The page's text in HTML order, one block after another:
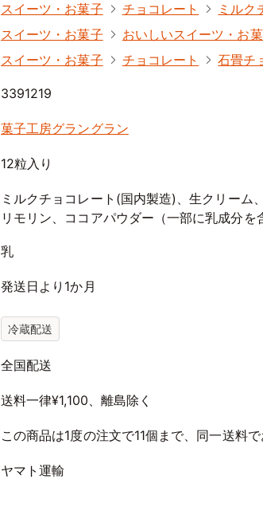
スイーツ・お菓子
チョコレート
ミルク
スイーツ・お菓子
おいしいスイーツ・お
スイーツ・お菓子
チョコレート 石畳チ
3391219
菓子工房グラングラン
12粒入り
ミルクチョコレート(国内製造)、生クリーム
リモリン、ココアパウダー（一部に乳成分を
乳
発送日より1か月
冷蔵配送
全国配送
送料一律¥1,100、離島除く
この商品は1度の注文で11個まで、同一送料で
ヤマト運輸